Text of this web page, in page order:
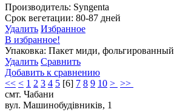
Производитель: Syngenta
Срок вегетации: 80-87 дней
Удалить Избранное
В избранное!
Упаковка: Пакет миди, фольгированный
Удалить Сравнить
Добавить к сравнению
<< < 1 2 3 4 5 [6] 7 8 9 10 > >>
смт. Чабани
вул. Машинобудівників, 1